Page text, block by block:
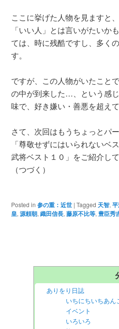
ここに挙げた人物を見ますと
「いい人」とは言いがたいか
ては、時に残酷ですし、多く
す。
ですが、この人物がいたこと
の中が到来した…、という感
味で、好き嫌い・善悪を超え
さて、次回はもうちょっとパ
「尊敬せずにはいられないベ
武将ベスト１０」をご紹介し
（つづく）
Posted in 参の重：近世 | Tagged 天智,
皇, 源頼朝, 織田信長, 藤原不比等, 豊臣秀
ありをり日誌
いちにちいちあん
イベント
いろいろ